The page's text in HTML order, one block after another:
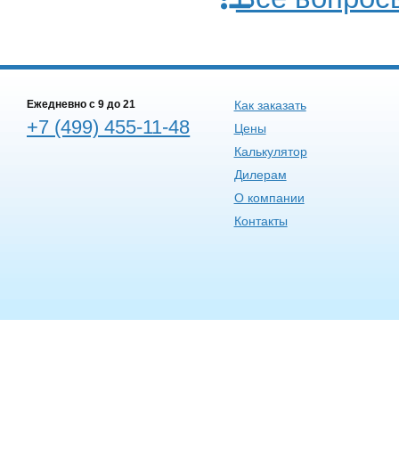
Ежедневно c 9 до 21
+7 (499) 455-11-48
Как заказать
Цены
Калькулятор
Дилерам
О компании
Контакты